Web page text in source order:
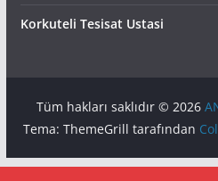
Korkuteli Tesisat Ustasi
Tüm hakları saklıdır © 2026
Tema: ThemeGrill tarafından